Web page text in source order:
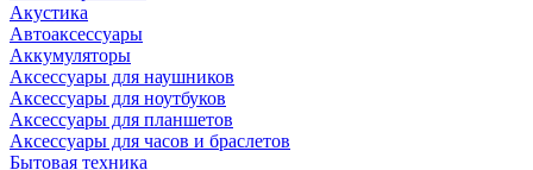
Акустика
Автоаксессуары
Аккумуляторы
Аксессуары для наушников
Аксессуары для ноутбуков
Аксессуары для планшетов
Аксессуары для часов и браслетов
Бытовая техника